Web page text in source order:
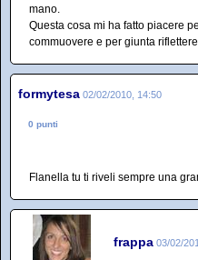
mano.
Questa cosa mi ha fatto piacere
commuovere e per giunta
formytesa 02/02/2010, 14:50
0 punti
Flanella tu ti riveli sempre una
frappa 03/02/